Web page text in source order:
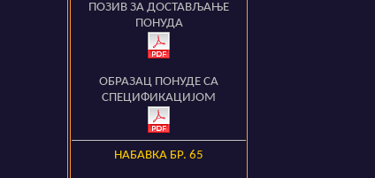
ПОЗИВ ЗА ДОСТАВЉАЊЕ
ПОНУДА
ОБРАЗАЦ ПОНУДЕ СА
СПЕЦИФИКАЦИЈОМ
НАБАВКА БР. 65